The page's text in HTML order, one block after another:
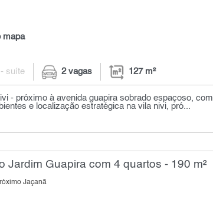
mapa
- suíte 2 vagas 127 m²
- próximo à avenida guapira sobrado espaçoso, com
e localização estratégica na vila nivi, pró...
Jardim Guapira com 4 quartos - 190 m²
Jaçanã